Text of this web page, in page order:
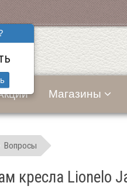
Магазины
Вопросы
кресла Lionelo